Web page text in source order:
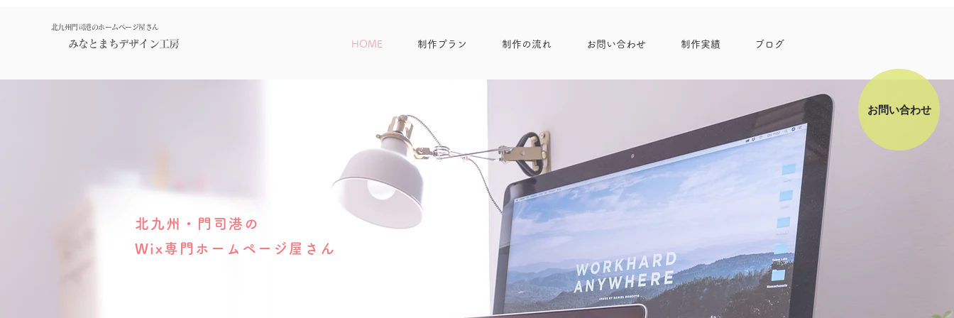
北九州門司港のホームページ屋さん
みなとまちデザイン工房 HOME 制作プラン 制作の流れ お問い合わせ 制作実績 ブログ
お問い合わせ
北九州・門司港の
Wix専門ホームページ屋さん